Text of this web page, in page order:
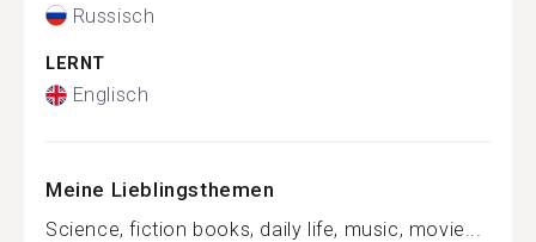
Russisch
LERNT
Englisch
Meine Lieblingsthemen
Science, fiction books, daily life, music, movie...